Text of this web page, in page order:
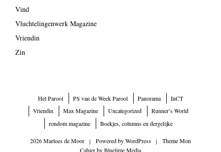
Vind
Vluchtelingenwerk Magazine
Vriendin
Zin
Het Parool PS van de Week Parool Panorama
InCT
Vriendin
Max Magazine Uncategorized
Runner’s World
rondom magazine
Boekjes, columns en dergelijke
2026 Marloes de Moor | Powered byWordPress |
Theme Mon
Cahier byBluelime Media